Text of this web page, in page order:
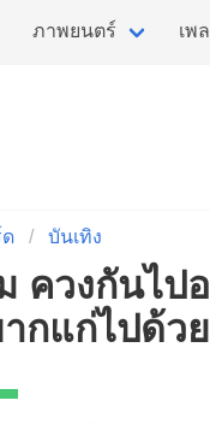
ภาพยนตร์ เพ
ด บันเทิง
ควงกันไป
ากแก่ไปด้ว